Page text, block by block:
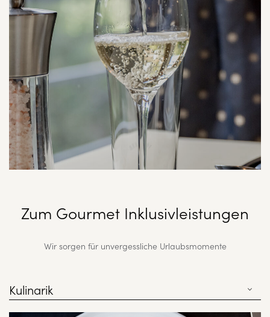
Zum Gourmet Inklusivleistungen
Wir sorgen für unvergessliche Urlaubsmomente
Kulinarik